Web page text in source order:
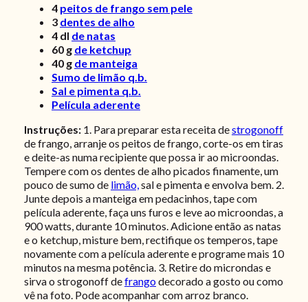
4 peitos de frango sem pele
3 dentes de alho
4 dl de natas
60 g de ketchup
40 g de manteiga
Sumo de limão q.b.
Sal e pimenta q.b.
Película aderente
Instruções: 1. Para preparar esta receita destrogonoff
de frango, arranje os peitos de frango, corte-os em tiras
e deite-as numa recipiente que possa ir ao microondas.
Tempere com os dentes de alho picados finamente, um
pouco de sumo de limão, sal e pimenta e envolva bem. 2.
Junte depois a manteiga em pedacinhos, tape com
película aderente, faça uns furos e leve ao microondas, a
900 watts, durante 10 minutos. Adicione então as natas
e o ketchup, misture bem, rectifique os temperos, tape
novamente com a película aderente e programe mais 10
minutos na mesma potência. 3. Retire do microndas e
sirva o strogonoff defrangodecorado a gosto ou como
vê na foto. Pode acompanhar com arroz branco.